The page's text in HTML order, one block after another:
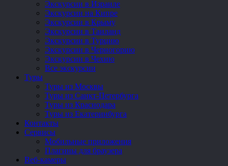
Экскурсии в Израиле
Экскурсии на Кипре
Экскурсии в Крыму
Экскурсии в Таиланд
Экскурсии в Турцию
Экскурсии в Черногорию
Экскурсии в Чехию
Все экскурсии
Туры
Туры из Москвы
Туры из Санкт-Петербурга
Туры из Краснодара
Туры из Екатеринбурга
Контакты
Сервисы
Мобильные приложения
Плагины для браузера
Веб-камеры